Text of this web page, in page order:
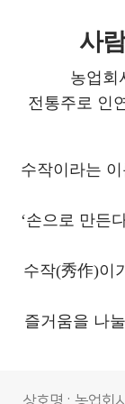
사
농업회
전통주로 인
수작이라는
‘손으로 만든
수작(秀作)이
즐거움을 나